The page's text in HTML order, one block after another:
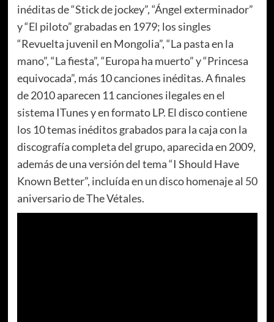
inéditas de “Stick de jockey”, “Ángel exterminador”
y “El piloto” grabadas en 1979; los singles
“Revuelta juvenil en Mongolia”, “La pasta en la
mano”, “La fiesta”, “Europa ha muerto” y “Princesa
equivocada”, más 10 canciones inéditas. A finales
de 2010 aparecen 11 canciones ilegales en el
sistema ITunes y en formato LP. El disco contiene
los 10 temas inéditos grabados para la caja con la
discografía completa del grupo, aparecida en 2009,
además de una versión del tema “I Should Have
Known Better”, incluída en un disco homenaje al 50
aniversario de The Vétales.